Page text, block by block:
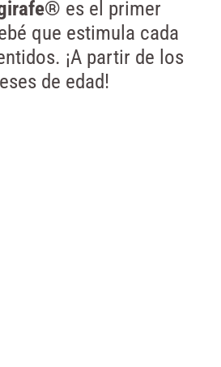
es el primer
que estimula cada
¡A partir de los
de edad!